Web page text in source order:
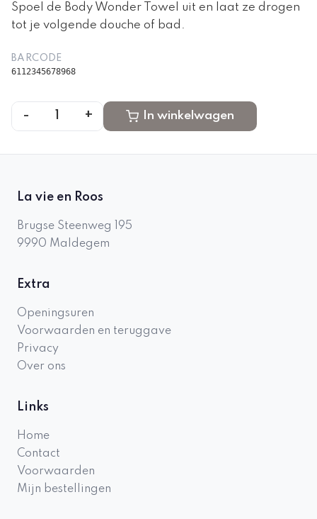
Spoel de Body Wonder Towel uit en laat ze drogen
tot je volgende douche of bad.
BARCODE
6112345678968
- + In winkelwagen
La vie en Roos
Brugse Steenweg 195
9990 Maldegem
Extra
Openingsuren
Voorwaarden en teruggave
Privacy
Over ons
Links
Home
Contact
Voorwaarden
Mijn bestellingen